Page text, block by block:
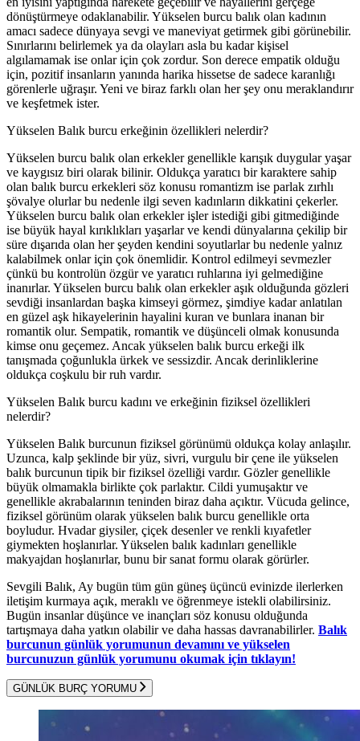
dönüştürmeye odaklanabilir. Yükselen burcu balık olan kadının
amacı sadece dünyaya sevgi ve maneviyat getirmek gibi görünebilir.
Sınırlarını belirlemek ya da olayları asla bu kadar kişisel
algılamamak ise onlar için çok zordur. Son derece empatik olduğu
için, pozitif insanların yanında harika hissetse de sadece karanlığı
görenlerle uğraşır. Yeni ve biraz farklı olan her şey onu meraklandırır
ve keşfetmek ister.
Yükselen Balık burcu erkeğinin özellikleri nelerdir?
Yükselen burcu balık olan erkekler genellikle karışık duygular yaşar
ve kaygısız biri olarak bilinir. Oldukça yaratıcı bir karaktere sahip
olan balık burcu erkekleri söz konusu romantizm ise parlak zırhlı
şövalye olurlar bu nedenle ilgi seven kadınların dikkatini çekerler.
Yükselen burcu balık olan erkekler işler istediği gibi gitmediğinde
ise büyük hayal kırıklıkları yaşarlar ve kendi dünyalarına çekilip bir
süre dışarıda olan her şeyden kendini soyutlarlar bu nedenle yalnız
kalabilmek onlar için çok önemlidir. Kontrol edilmeyi sevmezler
çünkü bu kontrolün özgür ve yaratıcı ruhlarına iyi gelmediğine
inanırlar. Yükselen burcu balık olan erkekler aşık olduğunda gözleri
sevdiği insanlardan başka kimseyi görmez, şimdiye kadar anlatılan
en güzel aşk hikayelerinin hayalini kuran ve bunlara inanan bir
romantik olur. Sempatik, romantik ve düşünceli olmak konusunda
kimse onu geçemez. Ancak yükselen balık burcu erkeği ilk
tanışmada çoğunlukla ürkek ve sessizdir. Ancak derinliklerine
oldukça coşkulu bir ruh vardır.
Yükselen Balık burcu kadını ve erkeğinin fiziksel özellikleri
nelerdir?
Yükselen Balık burcunun fiziksel görünümü oldukça kolay anlaşılır.
Uzunca, kalp şeklinde bir yüz, sivri, vurgulu bir çene ile yükselen
balık burcunun tipik bir fiziksel özelliği vardır. Gözler genellikle
büyük olmamakla birlikte çok parlaktır. Cildi yumuşaktır ve
genellikle akrabalarının teninden biraz daha açıktır. Vücuda gelince,
fiziksel görünüm olarak yükselen balık burcu genellikle orta
boyludur. Hvadar giysiler, çiçek desenler ve renkli kıyafetler
giymekten hoşlanırlar. Yükselen balık kadınları genellikle
makyajdan hoşlanırlar, bunu bir sanat formu olarak görürler.
Sevgili Balık, Ay bugün tüm gün güneş üçüncü evinizde ilerlerken
iletişim kurmaya açık, meraklı ve öğrenmeye istekli olabilirsiniz.
Bugün insanlar düşünce ve inançları söz konusu olduğunda
tartışmaya daha yatkın olabilir ve daha hassas davranabilirler. Balık
burcunun günlük yorumunun devamını ve yükselen
burcunuzun günlük yorumunu okumak için tıklayın!
GÜNLÜK BURÇ YORUMU